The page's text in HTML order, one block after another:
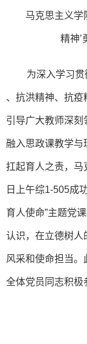
马克思主义学
精神’
为深入学习
、抗洪精神、抗疫
引导广大教师深
融入思政课教学与
扛起育人之责，马
日上午综1-505成
育人使命”主题党
认识，在立德树人
风采和使命担当。
全体党员同志积极